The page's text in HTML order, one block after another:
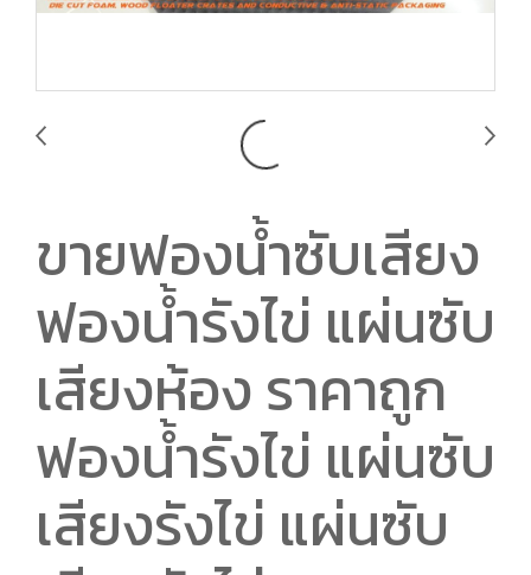
ขายฟองน้ำซับเสียง
ฟองน้ำรังไข่ แผ่นซับ
เสียงห้อง ราคาถูก
ฟองน้ำรังไข่ แผ่นซับ
เสียงรังไข่ แผ่นซับ